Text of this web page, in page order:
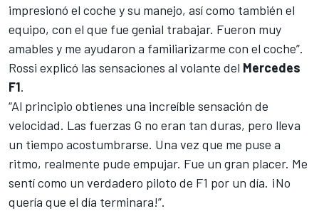
impresionó el coche y su manejo, así como también el
equipo, con el que fue genial trabajar. Fueron muy
amables y me ayudaron a familiarizarme con el coche”.
Rossi explicó las sensaciones al volante del Mercedes
F1.
“Al principio obtienes una increíble sensación de
velocidad. Las fuerzas G no eran tan duras, pero lleva
un tiempo acostumbrarse. Una vez que me puse a
ritmo, realmente pude empujar. Fue un gran placer. Me
sentí como un verdadero piloto de F1 por un día. ¡No
quería que el día terminara!”.